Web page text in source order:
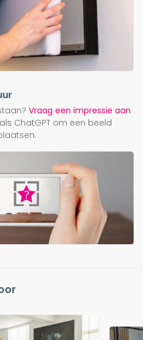
Vraag een impressie aan
ChatGPT om een beeld